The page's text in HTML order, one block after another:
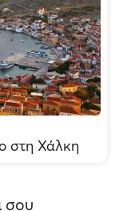
στη Χάλκη
σου